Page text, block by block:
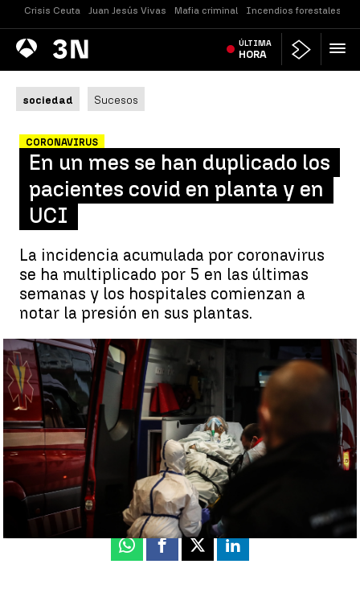
Crisis Ceuta Juan Jesús Vivas Mafia criminal Incendios forestales
Antena
3 Noticias ÚLTIMA
HORA
sociedad Sucesos
CORONAVIRUS
En un mes se han duplicado los
pacientes covid en planta y en
UCI
La incidencia acumulada por coronavirus
se ha multiplicado por 5 en las últimas
semanas y los hospitales comienzan a
notar la presión en sus plantas.
En un mes se han duplicado los pacientes covid en planta y en
UCI |EFE
Rosa María Salcedo
Publicado:
07 de diciembre de 2021, 15:45
Whatsapp
Facebook
X Linkedin